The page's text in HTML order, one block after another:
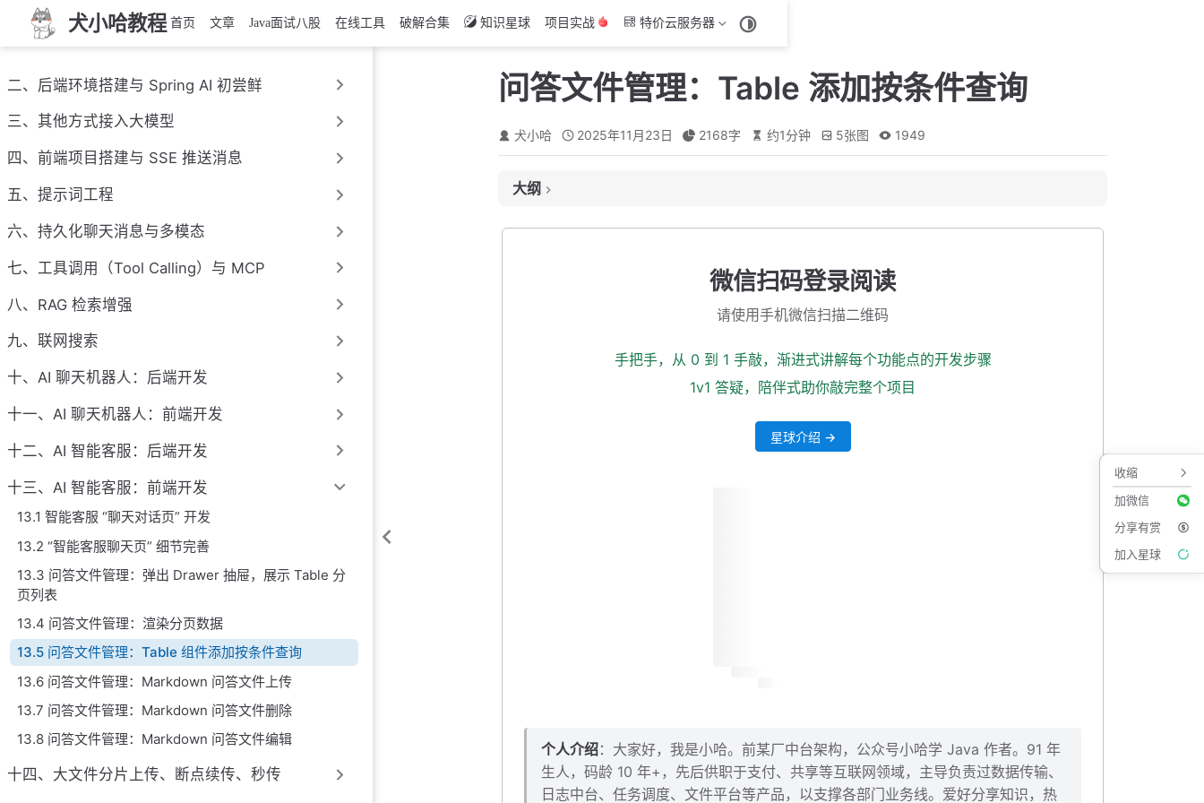
犬小哈教程 首页 文章 Java面试八股 在线工具 破解合集 知识星球 项目实战 特价云服务器
二、后端环境搭建与 Spring AI 初尝鲜
三、其他方式接入大模型
四、前端项目搭建与 SSE 推送消息
五、提示词工程
六、持久化聊天消息与多模态
七、工具调用（Tool Calling）与 MCP
八、RAG 检索增强
九、联网搜索
十、AI 聊天机器人：后端开发
十一、AI 聊天机器人：前端开发
十二、AI 智能客服：后端开发
十三、AI 智能客服：前端开发
13.1 智能客服 “聊天对话页” 开发
13.2 “智能客服聊天页” 细节完善
13.3 问答文件管理：弹出 Drawer 抽屉，展示 Table 分
页列表
13.4 问答文件管理：渲染分页数据
13.5 问答文件管理：Table 组件添加按条件查询
13.6 问答文件管理：Markdown 问答文件上传
13.7 问答文件管理：Markdown 问答文件删除
13.8 问答文件管理：Markdown 问答文件编辑
十四、大文件分片上传、断点续传、秒传
问答文件管理：Table 添加按条件查询
犬小哈 2025年11月23日 2168字 约1分钟 5张图 1949
大纲
微信扫码登录阅读
请使用手机微信扫描二维码
手把手，从 0 到 1 手敲，渐进式讲解每个功能点的开发步骤
1v1 答疑，陪伴式助你敲完整个项目
星球介绍 →
个人介绍：大家好，我是小哈。前某厂中台架构，公众号小哈学 Java 作者。91 年
生人，码龄 10 年+，先后供职于支付、共享等互联网领域，主导负责过数据传输、
日志中台、任务调度、文件平台等产品，以支撑各部门业务线。爱好分享知识，热
收缩
加微信
分享有赏
加入星球